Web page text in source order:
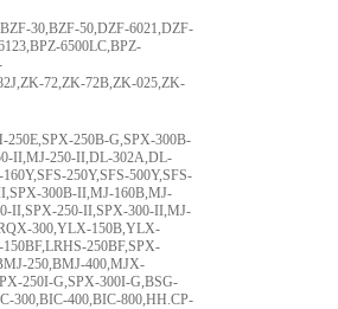
30,BZF-50,DZF-6021,DZF-
6500LC,BPZ-
72,ZK-72B,ZK-025,ZK-
250E,SPX-250B-G,SPX-300B-
II,MJ-250-II,DL-302A,DL-
250Y,SFS-500Y,SFS-
300B-II,MJ-160B,MJ-
II,SPX-250-II,SPX-300-II,MJ-
300,YLX-150B,YLX-
250BF,SPX-
250,BMJ-400,MJX-
250I-G,SPX-300I-G,BSG-
300,BIC-400,BIC-800,HH.CP-